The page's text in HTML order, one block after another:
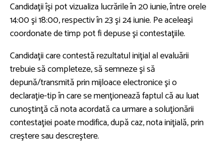
Candidaţii îşi pot vizualiza lucrările în 20 iunie, între orele
14:00 şi 18:00, respectiv în 23 şi 24 iunie. Pe aceleaşi
coordonate de timp pot fi depuse şi contestaţiile.
Candidaţii care contestă rezultatul iniţial al evaluării
trebuie să completeze, să semneze şi să
depună/transmită prin mijloace electronice şi o
declaraţie-tip în care se menţionează faptul că au luat
cunoştinţă că nota acordată ca urmare a soluţionării
contestaţiei poate modifica, după caz, nota iniţială, prin
creştere sau descreştere.